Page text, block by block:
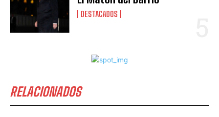
DESTACADOS
RELACIONADOS